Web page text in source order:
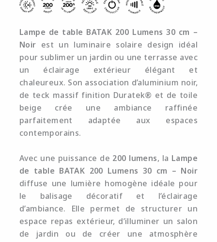
Lampe de table BATAK 200 Lumens 30 cm –
Noir est un luminaire solaire design idéal
pour sublimer un jardin ou une terrasse avec
un éclairage extérieur élégant et
chaleureux. Son association d’aluminium noir,
de teck massif finition Duratek® et de toile
beige crée une ambiance raffinée
parfaitement adaptée aux espaces
contemporains.
Avec une puissance de 200 lumens, la Lampe
de table BATAK 200 Lumens 30 cm – Noir
diffuse une lumière homogène idéale pour
le balisage décoratif et l’éclairage
d’ambiance. Elle permet de structurer un
espace repas extérieur, d’illuminer un salon
de jardin ou de créer une atmosphère